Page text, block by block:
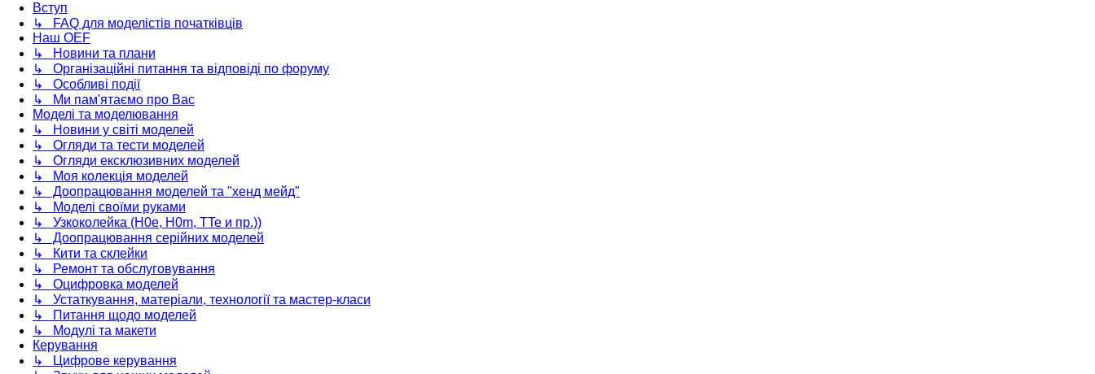
Вступ
↳ FAQ для моделістів початківців
Наш OEF
↳ Новини та плани
↳ Організаційні питання та відповіді по форуму
↳ Особливі події
↳ Ми пам'ятаємо про Вас
Моделі та моделювання
↳ Новини у світі моделей
↳ Огляди та тести моделей
↳ Огляди ексклюзивних моделей
↳ Моя колекція моделей
↳ Доопрацювання моделей та "хенд мейд"
↳ Моделі своїми руками
↳ Узкоколейка (H0e, H0m, TTe и пр.))
↳ Доопрацювання серійних моделей
↳ Кити та склейки
↳ Ремонт та обслуговування
↳ Оцифровка моделей
↳ Устаткування, матеріали, технології та мастер-класи
↳ Питання щодо моделей
↳ Модулі та макети
Керування
↳ Цифрове керування